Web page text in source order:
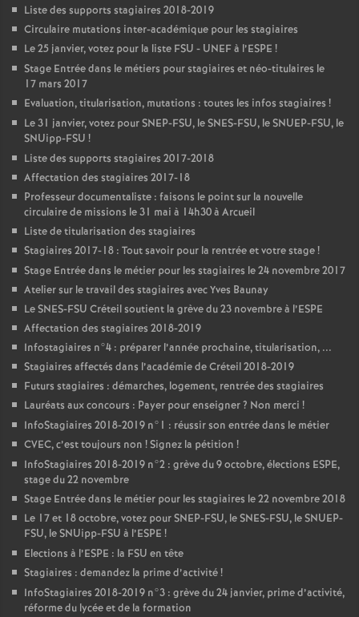
Liste des supports stagiaires 2018-2019
Circulaire mutations inter-académique pour les stagiaires
Le 25 janvier, votez pour la liste FSU - UNEFà l’ESPE !
Stage Entrée dans le métiers pour stagiaires et néo-titulaires le
17 mars 2017
Evaluation, titularisation, mutations : toutes les infos stagiaires !
Le 31 janvier, votez pourSNEP-FSU, leSNES-FSU, leSNUEP-FSU, le
SNUipp-FSU !
Liste des supports stagiaires 2017-2018
Affectation des stagiaires 2017-18
Professeur documentaliste : faisons le point sur la nouvelle
circulaire de missions le 31 mai à 14h30 à Arcueil
Liste de titularisation des stagiaires
Stagiaires 2017-18 : Tout savoir pour la rentrée et votre stage!
Stage Entrée dans le métier pour les stagiaires le 24 novembre 2017
Atelier sur le travail des stagiaires avec Yves Baunay
LeSNES-FSU Créteil soutient la grève du 23 novembre à l’ESPE
Affectation des stagiaires 2018-2019
Infostagiaires n°4 : préparer l’année prochaine, titularisation, ...
Stagiaires affectés dans l’académie de Créteil 2018-2019
Futurs stagiaires : démarches, logement, rentrée des stagiaires
Lauréats aux concours : Payer pour enseigner? Non merci !
InfoStagiaires 2018-2019 n°1 : réussir son entrée dans le métier
CVEC, c’est toujours non ! Signez la pétition !
InfoStagiaires 2018-2019 n°2 : grève du 9 octobre, élections ESPE,
stage du 22 novembre
Stage Entrée dans le métier pour les stagiaires le 22 novembre 2018
Le 17 et 18 octobre, votez pourSNEP-FSU, leSNES-FSU, leSNUEP-
FSU, le SNUipp-FSU à l’ESPE !
Elections à l’ESPE : la FSU en tête
Stagiaires : demandez la prime d’activité!
InfoStagiaires 2018-2019 n°3 : grève du 24 janvier, prime d’activité,
réforme du lycée et de la formation